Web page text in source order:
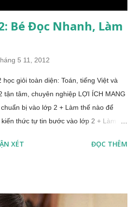
Bé Đọc Nhanh, Làm
5 11, 2012
giỏi toàn diện: Toán, tiếng Việt và
tận tâm, chuyên nghiệp LỢI ÍCH MANG
bị vào lớp 2 + Làm thế nào để
thức tự tin bước vào lớp 2 + Làm
bạn đang học lớp 2 và cháu học lệch
sách vở và chuẩn bị bài cho buổi hôm
XÉT ĐỌC THÊM